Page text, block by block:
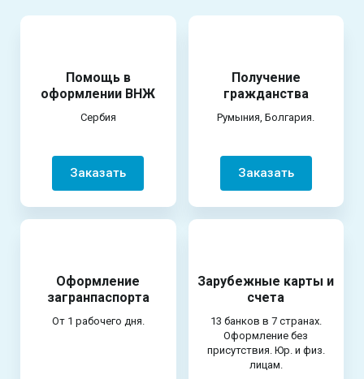
Помощь в
оформлении ВНЖ
Сербия
Заказать
Получение
гражданства
Румыния, Болгария.
Заказать
Оформление
загранпаспорта
От 1 рабочего дня.
Зарубежные карты и
счета
13 банков в 7 странах.
Оформление без
присутствия. Юр. и физ.
лицам.